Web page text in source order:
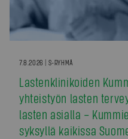
7.8.2026 | S-RYHMÄ
Lastenklinikoiden
yhteistyön lasten
lasten asialla –
syksyllä kaikissa